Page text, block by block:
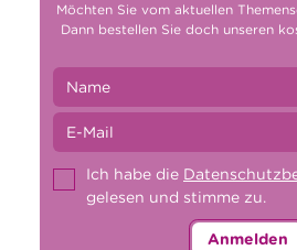
Möchten Sie vom aktuellen
Dann bestellen Sie doch unseren
Ich habe die
gelesen und stimme zu.
Anmelden